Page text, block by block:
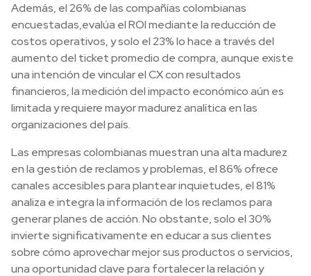
Además, el 26% de las compañías colombianas
encuestadas,evalúa el ROI mediante la reducción de
costos operativos, y solo el 23% lo hace a través del
aumento del ticket promedio de compra, aunque existe
una intención de vincular el CX con resultados
financieros, la medición del impacto económico aún es
limitada y requiere mayor madurez analítica en las
organizaciones del país.
Las empresas colombianas muestran una alta madurez
en la gestión de reclamos y problemas, el 86% ofrece
canales accesibles para plantear inquietudes, el 81%
analiza e integra la información de los reclamos para
generar planes de acción. No obstante, solo el 30%
invierte significativamente en educar a sus clientes
sobre cómo aprovechar mejor sus productos o servicios,
una oportunidad clave para fortalecer la relación y